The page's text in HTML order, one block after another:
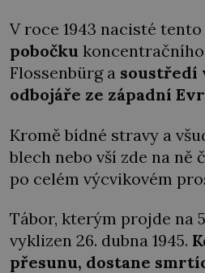
V roce 1943 nacisté
pobočku
Flossenbürg a soustředí
odbojáře ze západní
Kromě bídné stravy a
blech nebo vší zde na ně
po celém výcvikovém
Tábor, kterým projde na
vyklizen 26. dubna 1945.
přesunu, dostane